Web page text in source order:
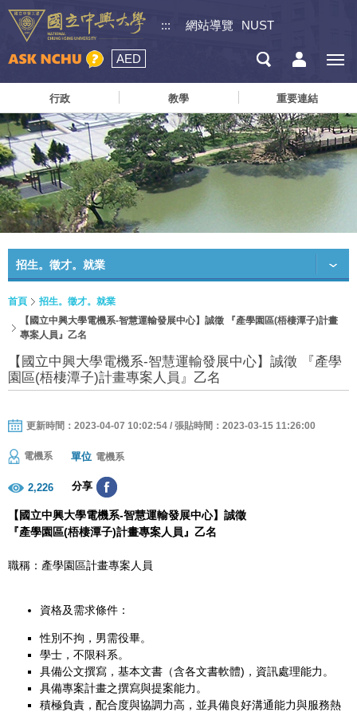
::: 網站導覽 NUST
AED
行政 教學 重要連結
招生。徵才。就業
首頁
招生。徵才。就業
【國立中興大學電機系-智慧運輸發展中心】誠徵 『產學園區(梧棲潭子)計畫
專案人員』乙名
【國立中興大學電機系-智慧運輸發展中心】誠徵 『產學
園區(梧棲潭子)計畫專案人員』乙名
更新時間：2023-04-07 10:02:54 / 張貼時間：2023-03-15 11:26:00
電機系 單位 電機系
2,226 分享
【國立中興大學電機系-智慧運輸發展中心】誠徵
『產學園區(梧棲潭子)計畫專案人員』乙名
職稱：產學園區計畫專案人員
資格及需求條件：
性別不拘，男需役畢。
學士，不限科系。
具備公文撰寫，基本文書（含各文書軟體)，資訊處理能力。
具備專案計畫之撰寫與提案能力。
積極負責，配合度與協調力高，並具備良好溝通能力與服務熱